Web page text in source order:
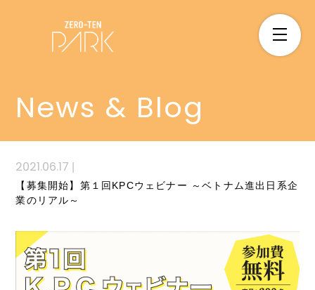
News & Blog
2021.06.17 |
【募集開始】第１回KPCウェビナー ～ベトナム進出日系企
業のリアル～